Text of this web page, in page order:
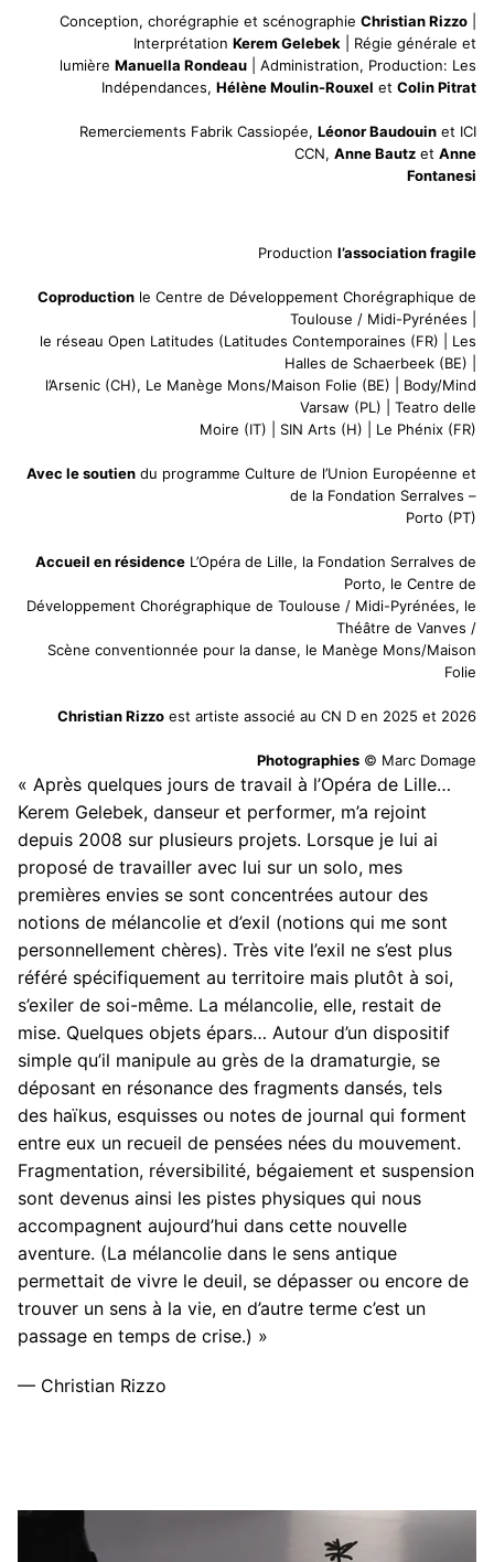
Conception, chorégraphie et scénographie Christian Rizzo
Interprétation Kerem Gelebek | Régie générale et
lumière Manuella Rondeau | Administration, Production: Les
Indépendances, Hélène Moulin-Rouxel et Colin Pitrat
Remerciements Fabrik Cassiopée, Léonor Baudouin et ICI
CCN, Anne Bautz et Anne
Fontanesi
Production l’association fragile
Coproduction le Centre de Développement Chorégraphique de
Toulouse / Midi-Pyrénées |
le réseau Open Latitudes (Latitudes Contemporaines (FR) | Les
Halles de Schaerbeek (BE) |
l’Arsenic (CH), Le Manège Mons/Maison Folie (BE) | Body/Mind
Varsaw (PL) | Teatro delle
Moire (IT) | SIN Arts (H) | Le Phénix (FR)
Avec le soutien du programme Culture de l’Union Européenne et
de la Fondation Serralves –
Porto (PT)
Accueil en résidence L’Opéra de Lille, la Fondation Serralves de
Porto, le Centre de
Développement Chorégraphique de Toulouse / Midi-Pyrénées, le
Théâtre de Vanves /
Scène conventionnée pour la danse, le Manège Mons/Maison
Folie
Christian Rizzo est artiste associé au CN D en 2025 et 2026
Photographies © Marc Domage
« Après quelques jours de travail à l’Opéra de Lille…
Kerem Gelebek, danseur et performer, m’a rejoint
depuis 2008 sur plusieurs projets. Lorsque je lui ai
proposé de travailler avec lui sur un solo, mes
premières envies se sont concentrées autour des
notions de mélancolie et d’exil (notions qui me sont
personnellement chères). Très vite l’exil ne s’est plus
référé spécifiquement au territoire mais plutôt à soi,
s’exiler de soi-même. La mélancolie, elle, restait de
mise. Quelques objets épars… Autour d’un dispositif
simple qu’il manipule au grès de la dramaturgie, se
déposant en résonance des fragments dansés, tels
des haïkus, esquisses ou notes de journal qui forment
entre eux un recueil de pensées nées du mouvement.
Fragmentation, réversibilité, bégaiement et suspension
sont devenus ainsi les pistes physiques qui nous
accompagnent aujourd’hui dans cette nouvelle
aventure. (La mélancolie dans le sens antique
permettait de vivre le deuil, se dépasser ou encore de
trouver un sens à la vie, en d’autre terme c’est un
passage en temps de crise.) »
— Christian Rizzo